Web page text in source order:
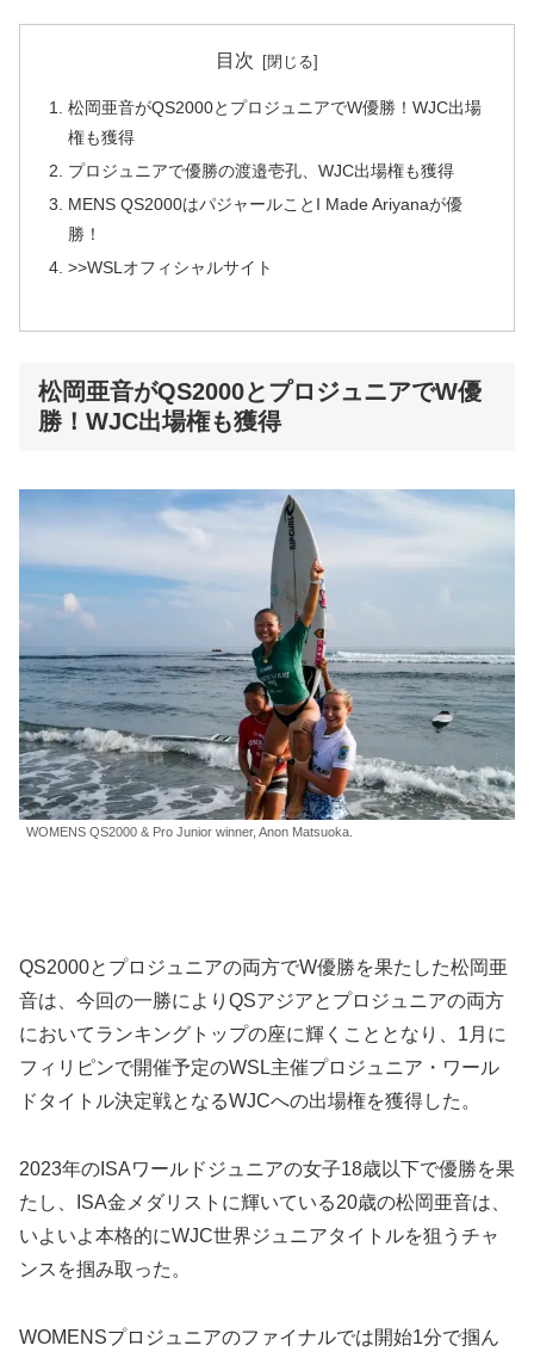
目次
松岡亜音がQS2000とプロジュニアでW優勝！WJC出場
権も獲得
プロジュニアで優勝の渡邉壱孔、WJC出場権も獲得
MENS QS2000はパジャールことI Made Ariyanaが優
勝！
>>WSLオフィシャルサイト
松岡亜音がQS2000とプロジュニアでW優
勝！WJC出場権も獲得
WOMENS QS2000 & Pro Junior winner, Anon Matsuoka.
QS2000とプロジュニアの両方でW優勝を果たした松岡亜
音は、今回の一勝によりQSアジアとプロジュニアの両方
においてランキングトップの座に輝くこととなり、1月に
フィリピンで開催予定のWSL主催プロジュニア・ワール
ドタイトル決定戦となるWJCへの出場権を獲得した。
2023年のISAワールドジュニアの女子18歳以下で優勝を果
たし、ISA金メダリストに輝いている20歳の松岡亜音は、
いよいよ本格的にWJC世界ジュニアタイトルを狙うチャ
ンスを掴み取った。
WOMENSプロジュニアのファイナルでは開始1分で掴ん